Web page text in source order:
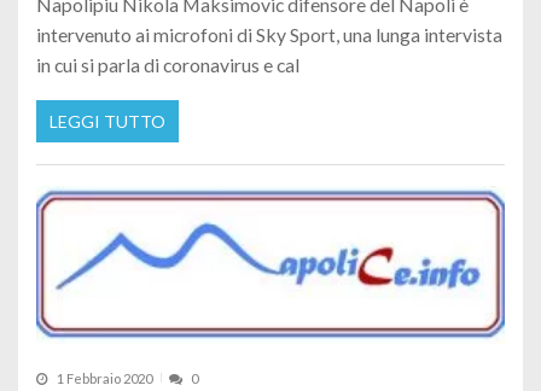
intervenuto ai microfoni di Sky Sport, una lunga intervista
in cui si parla di coronavirus e cal
LEGGI TUTTO
1 Febbraio 2020 0